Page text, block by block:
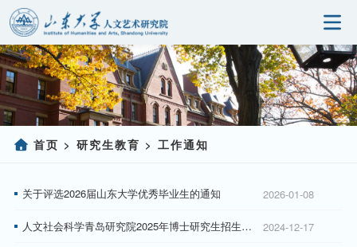
首页 > 研究生教育 > 工作通知
关于评选2026届山东大学优秀毕业生的通知 2026-01-08
人文社会科学青岛研究院2025年博士研究生招生报考程序 2024-12-17
首页
研究院概况